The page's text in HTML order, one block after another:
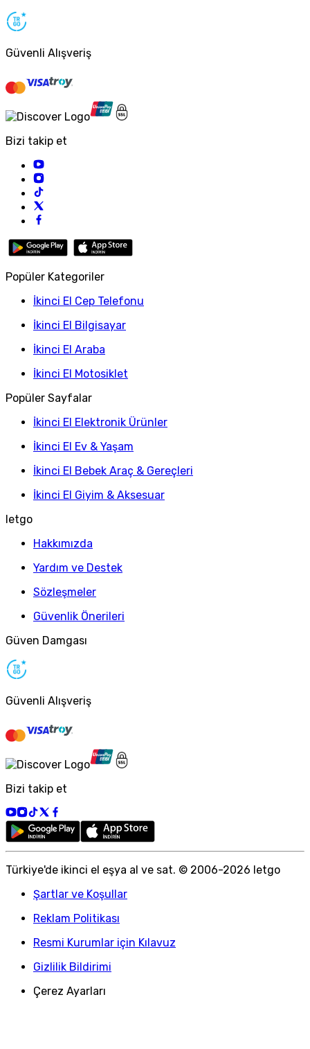
Güvenli Alışveriş
Bizi takip et
Popüler Kategoriler
İkinci El Cep Telefonu
İkinci El Bilgisayar
İkinci El Araba
İkinci El Motosiklet
Popüler Sayfalar
İkinci El Elektronik Ürünler
İkinci El Ev & Yaşam
İkinci El Bebek Araç & Gereçleri
İkinci El Giyim & Aksesuar
letgo
Hakkımızda
Yardım ve Destek
Sözleşmeler
Güvenlik Önerileri
Güven Damgası
Güvenli Alışveriş
Bizi takip et
Türkiye'de ikinci el eşya al ve sat. © 2006-2026 letgo
Şartlar ve Koşullar
Reklam Politikası
Resmi Kurumlar için Kılavuz
Gizlilik Bildirimi
Çerez Ayarları